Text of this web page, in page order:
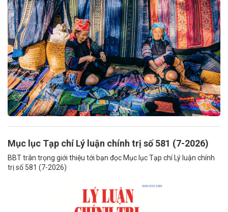
Mục lục Tạp chí Lý luận chính trị số 581 (7-2026)
BBT trân trọng giới thiệu tới bạn đọc Mục lục Tạp chí Lý luận chính
trị số 581 (7-2026)